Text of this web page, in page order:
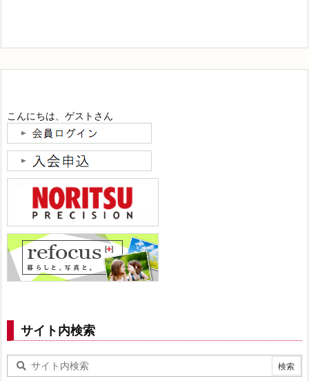
こんにちは、ゲストさん
サイト内検索